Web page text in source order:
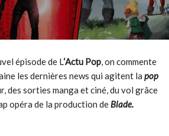
épisode de L‘Actu Pop, on commente
les dernières news qui agitent la pop
des sorties manga et ciné, du vol grâce
opéra de la production deBlade.